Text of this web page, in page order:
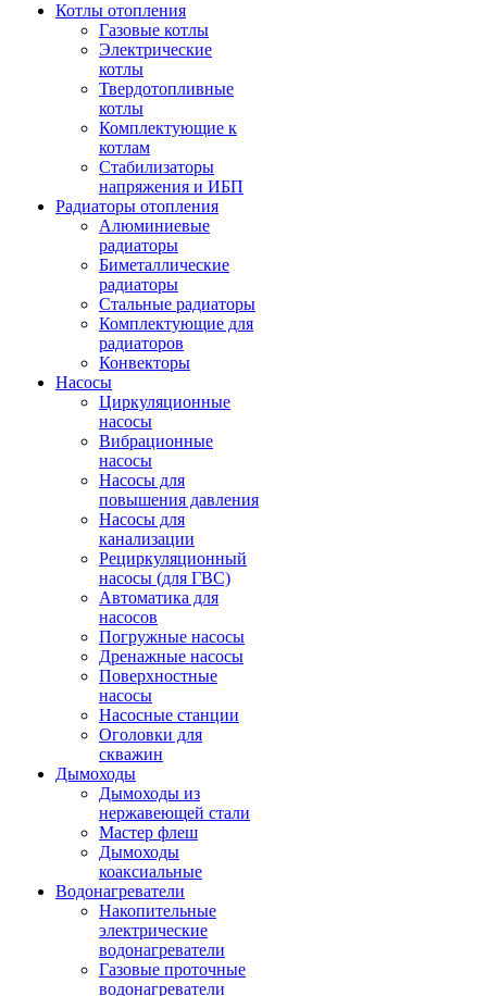
Котлы отопления
Газовые котлы
Электрические
котлы
Твердотопливные
котлы
Комплектующие к
котлам
Стабилизаторы
напряжения и ИБП
Радиаторы отопления
Алюминиевые
радиаторы
Биметаллические
радиаторы
Стальные радиаторы
Комплектующие для
радиаторов
Конвекторы
Насосы
Циркуляционные
насосы
Вибрационные
насосы
Насосы для
повышения давления
Насосы для
канализации
Рециркуляционный
насосы (для ГВС)
Автоматика для
насосов
Погружные насосы
Дренажные насосы
Поверхностные
насосы
Насосные станции
Оголовки для
скважин
Дымоходы
Дымоходы из
нержавеющей стали
Мастер флеш
Дымоходы
коаксиальные
Водонагреватели
Накопительные
электрические
водонагреватели
Газовые проточные
водонагреватели